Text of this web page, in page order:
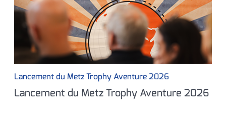
Lancement du Metz Trophy Aventure 2026
Lancement du Metz Trophy Aventure 2026